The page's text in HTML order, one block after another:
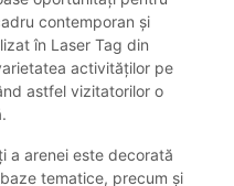
contemporan și
în Laser Tag din
activităților pe
astfel vizitatorilor o
a arenei este decorată
tematice, precum și